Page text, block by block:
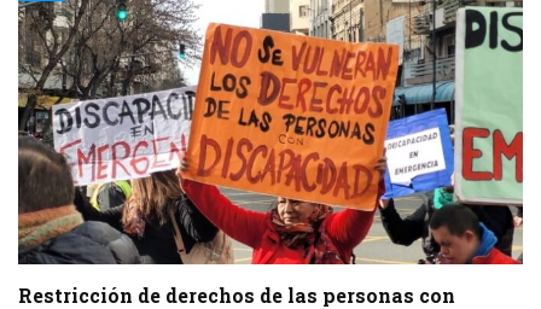
Restricción de derechos de las personas con